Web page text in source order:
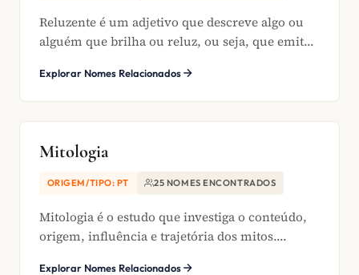
Reluzente é um adjetivo que descreve algo ou
alguém que brilha ou reluz, ou seja, que emit...
Explorar Nomes Relacionados
Mitologia
ORIGEM/TIPO: PT 25 NOMES ENCONTRADOS
Mitologia é o estudo que investiga o conteúdo,
origem, influência e trajetória dos mitos....
Explorar Nomes Relacionados